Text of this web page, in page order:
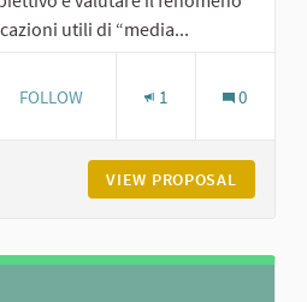
utili di “media...
5 FOLLOWERS
FOLLOW 1 0
VIEW PROPOSAL